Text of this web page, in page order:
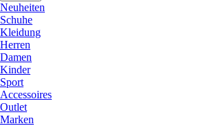
Neuheiten
Schuhe
Kleidung
Herren
Damen
Kinder
Sport
Accessoires
Outlet
Marken